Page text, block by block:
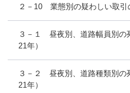
２－10 業態別の疑わしい取引
３－１ 昼夜別、道路幅員別の
21年）
３－２ 昼夜別、道路種類別の
21年）